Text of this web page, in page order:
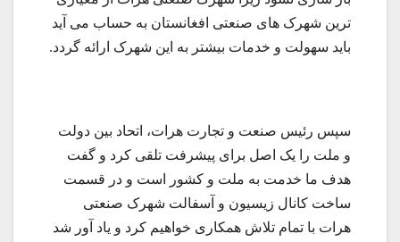
ترین شهرک های صنعتی افغانستان به حساب می آید
باید سهولت و خدمات بیشتر به این شهرک ارائه گردد.
سپس رئیس صنعت و تجارت هرات، اتحاد بین دولت
و ملت را یک اصل برای پیشرفت تلقی کرد و گفت
هدف ما خدمت به ملت و کشور است و در قسمت
ساخت کانال زیسیون و آسفالت شهرک صنعتی
هرات با تمام تلاش همکاری خواهیم کرد و یاد آور شد